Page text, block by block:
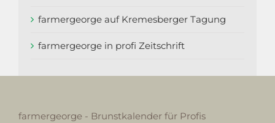
farmergeorge auf Kremesberger Tagung
farmergeorge in profi Zeitschrift
farmergeorge - Brunstkalender für Profis